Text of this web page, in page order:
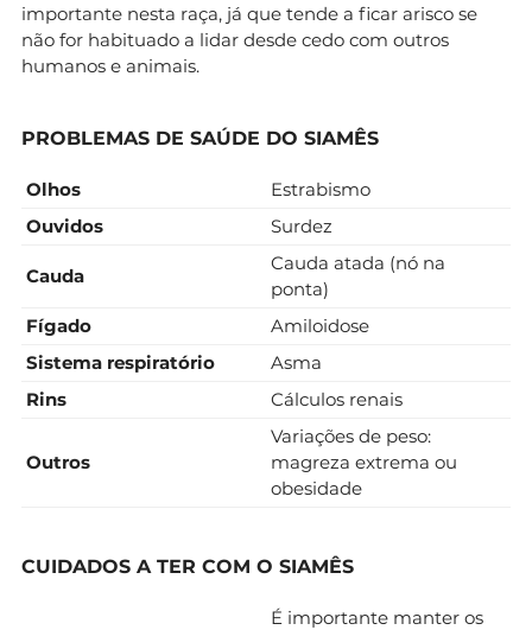
importante nesta raça, já que tende a ficar arisco se
não for habituado a lidar desde cedo com outros
humanos e animais.
PROBLEMAS DE SAÚDE DO SIAMÊS
Olhos
Estrabismo
Ouvidos
Surdez
Cauda
Cauda atada (nó na
ponta)
Fígado
Amiloidose
Sistema respiratório
Asma
Rins
Cálculos renais
Outros
Variações de peso:
magreza extrema ou
obesidade
CUIDADOS A TER COM O SIAMÊS
É importante manter os